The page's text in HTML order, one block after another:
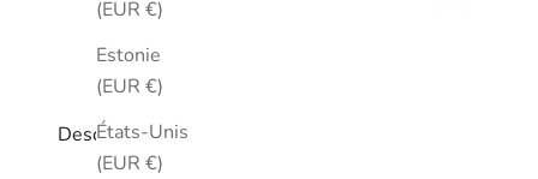
(EUR €)
Estonie
(EUR €)
États-Unis
(EUR €)
Description